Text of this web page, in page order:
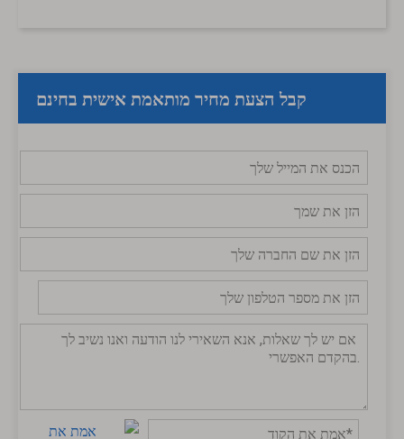
קבל הצעת מחיר מותאמת אישית בחינם